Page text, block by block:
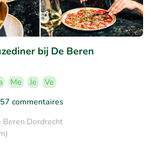
bij De Beren
Me Je
Ve
commentaires
Beren Dordrecht